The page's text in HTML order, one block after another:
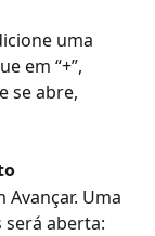
uma
em “+”,
se abre,
Uma
será aberta: